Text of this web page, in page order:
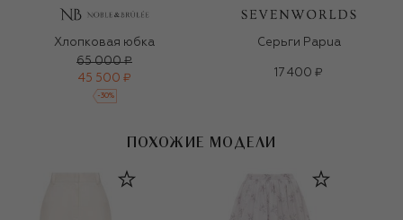
Хлопковая юбка
65 000 ₽
45 500 ₽
-30%
Серьги Papua
17 400 ₽
ПОХОЖИЕ МОДЕЛИ